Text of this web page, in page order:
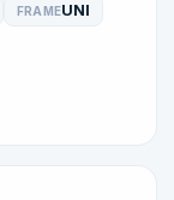
FRAMEUNI